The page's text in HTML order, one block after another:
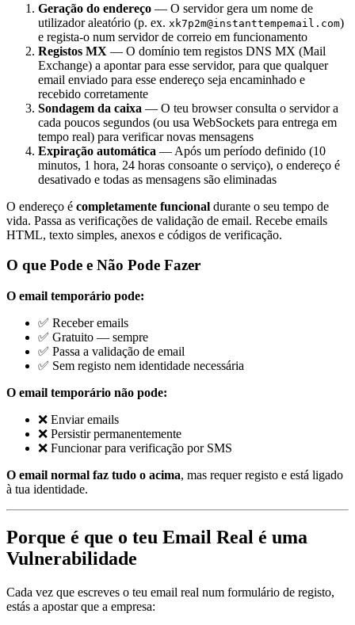
Geração do endereço — O servidor gera um nome de
utilizador aleatório (p. ex. xk7p2m@instanttempemail.com)
e regista-o num servidor de correio em funcionamento
Registos MX — O domínio tem registos DNS MX (Mail
Exchange) a apontar para esse servidor, para que qualquer
email enviado para esse endereço seja encaminhado e
recebido corretamente
Sondagem da caixa — O teu browser consulta o servidor a
cada poucos segundos (ou usa WebSockets para entrega em
tempo real) para verificar novas mensagens
Expiração automática — Após um período definido (10
minutos, 1 hora, 24 horas consoante o serviço), o endereço é
desativado e todas as mensagens são eliminadas
O endereço é completamente funcional durante o seu tempo de
vida. Passa as verificações de validação de email. Recebe emails
HTML, texto simples, anexos e códigos de verificação.
O que Pode e Não Pode Fazer
O email temporário pode:
✅ Receber emails
✅ Gratuito — sempre
✅ Passa a validação de email
✅ Sem registo nem identidade necessária
O email temporário não pode:
❌ Enviar emails
❌ Persistir permanentemente
❌ Funcionar para verificação por SMS
O email normal faz tudo o acima, mas requer registo e está ligado
à tua identidade.
Porque é que o teu Email Real é uma
Vulnerabilidade
Cada vez que escreves o teu email real num formulário de registo,
estás a apostar que a empresa: